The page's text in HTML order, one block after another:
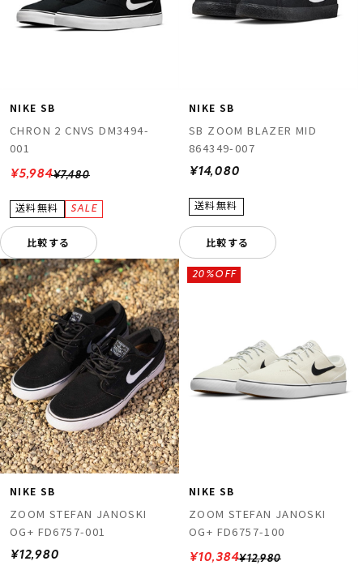
NIKE SB
CHRON 2 CNVS DM3494-
001
¥7,480
¥5,984
比較する
NIKE SB
SB ZOOM BLAZER MID
864349-007
¥14,080
比較する
NIKE SB
ZOOM STEFAN JANOSKI
OG+ FD6757-001
¥12,980
NIKE SB
ZOOM STEFAN JANOSKI
OG+ FD6757-100
¥12,980
20%OFF
¥10,384